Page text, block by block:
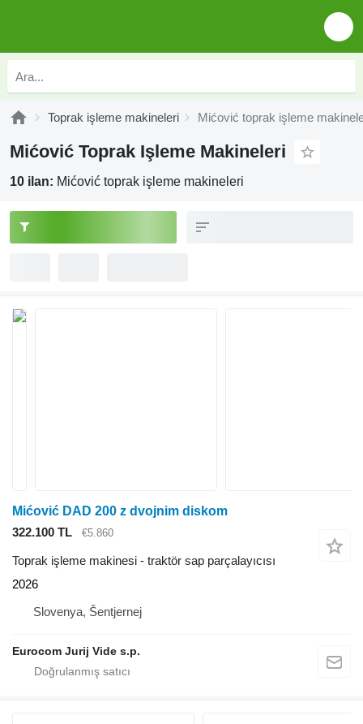
Toprak işleme makineleri Mićović toprak işleme
Mićović Toprak Işleme Makineleri
10 ilan: Mićović toprak işleme makineleri
Mićović DAD 200 z dvojnim diskom
322.100 TL
€5.860
Toprak işleme makinesi - traktör sap parçalayıcısı
2026
Slovenya, Šentjernej
Eurocom Jurij Vide s.p.